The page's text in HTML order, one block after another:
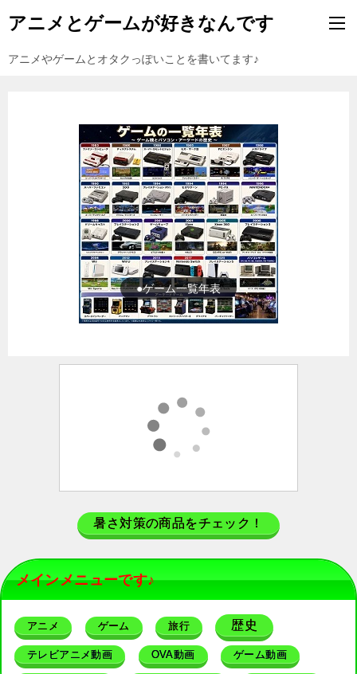
アニメとゲームが好きなんです
アニメやゲームとオタクっぽいことを書いてます♪
●ゲーム一覧年表
暑さ対策の商品をチェック！
メインメニューです♪
アニメ ゲーム 旅行 歴史
テレビアニメ動画 OVA動画 ゲーム動画